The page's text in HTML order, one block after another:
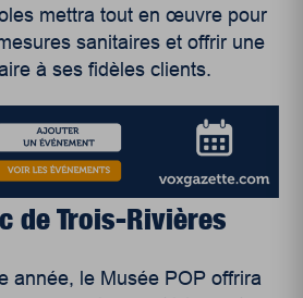
mettra tout en œuvre pour
sanitaires et offrir une
à ses fidèles clients.
de Trois-Rivières
année, le Musée POP offrira